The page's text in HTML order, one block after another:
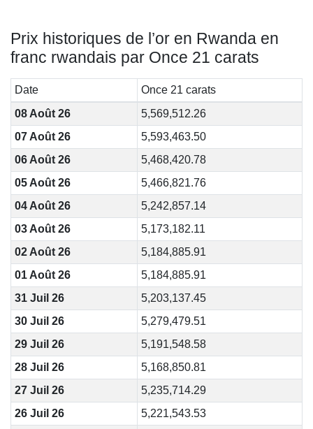
Prix historiques de l’or en Rwanda en
franc rwandais par Once 21 carats
Date
Once 21 carats
08 Août 26
5,569,512.26
07 Août 26
5,593,463.50
06 Août 26
5,468,420.78
05 Août 26
5,466,821.76
04 Août 26
5,242,857.14
03 Août 26
5,173,182.11
02 Août 26
5,184,885.91
01 Août 26
5,184,885.91
31 Juil 26
5,203,137.45
30 Juil 26
5,279,479.51
29 Juil 26
5,191,548.58
28 Juil 26
5,168,850.81
27 Juil 26
5,235,714.29
26 Juil 26
5,221,543.53